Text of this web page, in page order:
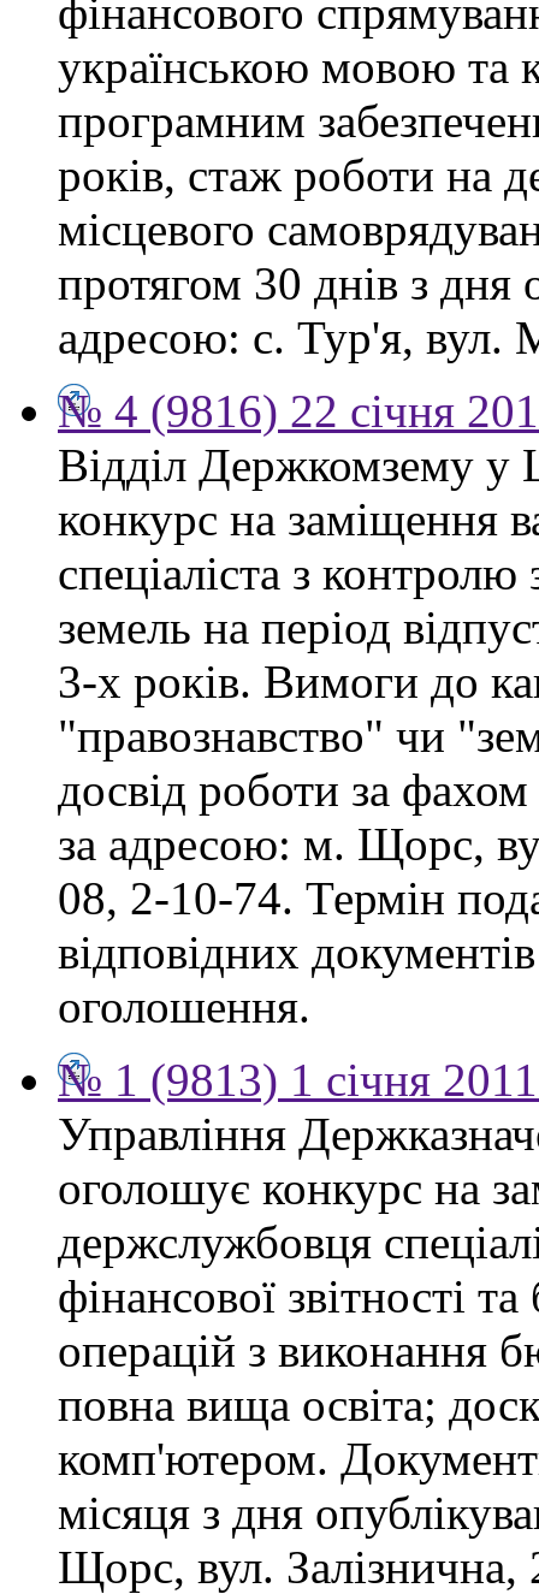
фінансового
українською мовою та
програмним
років, стаж роботи на
місцевого
протягом 30 днів з дня
адресою: с. Тур'я, вул.
№ 4 (9816) 22 січня
Відділ Держкомзему у
конкурс на заміщення
спеціаліста з
земель на період
3-х років. Вимоги до
"правознавство" чи
досвід роботи за
за адресою: м. Щорс,
08, 2-10-74. Термін
відповідних
оголошення.
№ 1 (9813) 1 січня
Управління
оголошує конкурс на
держслужбовця
фінансової звітності
операцій з виконання
повна вища освіта;
комп'ютером.
місяця з дня
Щорс, вул. Залізнична,